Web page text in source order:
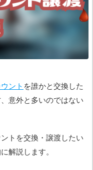
ント を誰かと交換した
意外と多いのではない
トを交換・譲渡したい
解説します。